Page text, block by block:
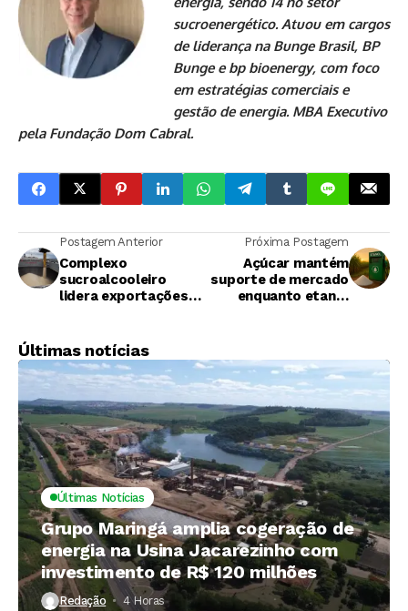
sucroenergético. Atuou em cargos
de liderança na Bunge Brasil, BP
Bunge e bp bioenergy, com foco
em estratégias comerciais e
gestão de energia. MBA Executivo
pela Fundação Dom Cabral.
Postagem Anterior
Complexo
sucroalcooleiro
lidera exportações
Próxima Postagem
Açúcar mantém
suporte de mercado
enquanto etanol
Últimas notícias
Últimas Notícias
Grupo Maringá amplia cogeração de
energia na Usina Jacarezinho com
investimento de R$ 120 milhões
Redação 4 Horas ⁮